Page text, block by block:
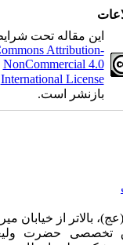
این مقاله تحت
Commons Attribution-
NonCommercial 4.0
International License
بازنشر است.
بالاتر از خیابان
تخصصی حضرت